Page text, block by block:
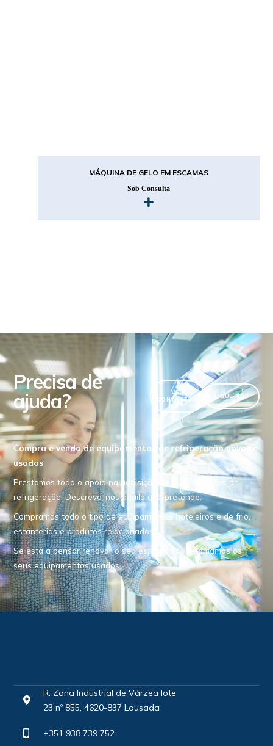
MÁQUINA DE GELO EM ESCAMAS
Sob Consulta
Precisa de
ajuda?
VER
CONTACTOS
LIGUE-NOS
Compra e venda de equipamentos de refrigeração novos e
usados
Prestamos todo o apoio na aquisição de equipamentos de
refrigeração. Descreva-nos aquilo que pretende.
Compramos todo o tipo de equipamentos hoteleiros e de frio,
estanterias e produtos relacionados.
Se esta a pensar renovar o seu espaço, nós retomamos os
seus equipamentos usados.
R. Zona Industrial de Várzea lote
23 nº 855, 4620-837 Lousada
+351 938 739 752